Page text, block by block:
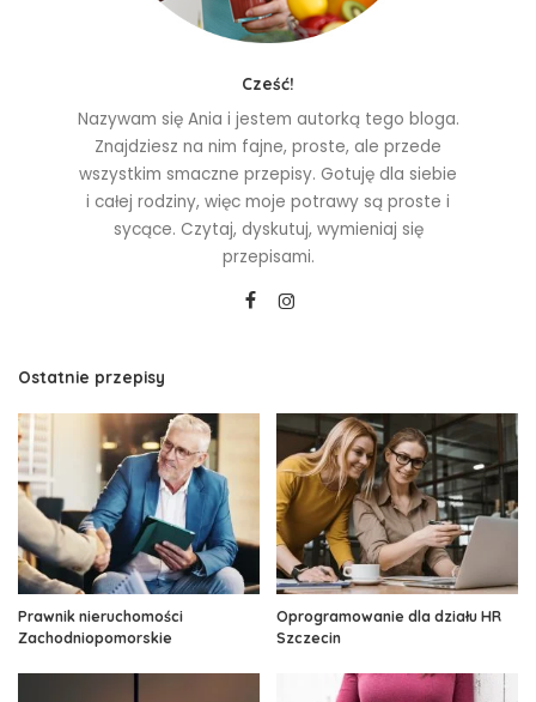
Cześć!
Nazywam się Ania i jestem autorką tego bloga.
Znajdziesz na nim fajne, proste, ale przede
wszystkim smaczne przepisy. Gotuję dla siebie
i całej rodziny, więc moje potrawy są proste i
sycące. Czytaj, dyskutuj, wymieniaj się
przepisami.
Ostatnie przepisy
Prawnik nieruchomości
Zachodniopomorskie
Oprogramowanie dla działu HR
Szczecin